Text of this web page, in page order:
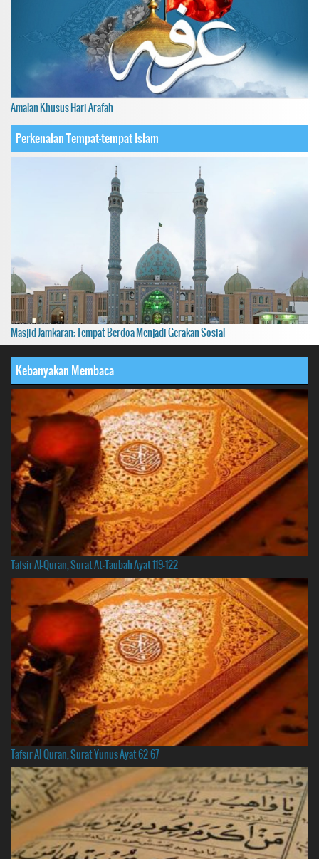
Amalan Khusus Hari Arafah
Perkenalan Tempat-tempat Islam
Masjid Jamkaran; Tempat Berdoa Menjadi Gerakan Sosial
Kebanyakan Membaca
Tafsir Al-Quran, Surat At-Taubah Ayat 119-122
Tafsir Al-Quran, Surat Yunus Ayat 62-67